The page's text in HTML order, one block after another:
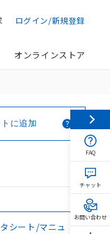
ログイン/新規登録
オンラインストア
に追加
シート/マニュ
FAQ
チャット
お問い合わせ